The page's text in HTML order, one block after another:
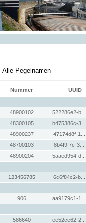
Nummer UUID
48900102 522286e2-b...
48300105 b475386c-3...
48900237 47174d8f-1...
48700103 8b4f9f7c-3...
48900204 5aaed954-d...
123456785 6c6f84c2-b...
906 aa9179c1-1...
586640 ee52ce62-2...